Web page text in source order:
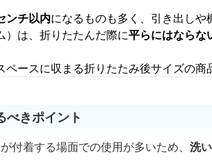
ンチ以内になるものも多く、引き出しや
）は、折りたたんだ際に平らにはならな
ースに収まる折りたたみ後サイズの商
べきポイント
付着する場面での使用が多いため、 洗